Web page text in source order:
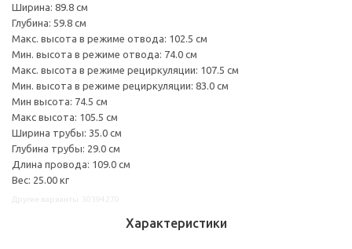
Ширина: 89.8 см
Глубина: 59.8 см
Макс. высота в режиме отвода: 102.5 см
Мин. высота в режиме отвода: 74.0 см
Макс. высота в режиме рециркуляции: 107.5 см
Мин. высота в режиме рециркуляции: 83.0 см
Мин высота: 74.5 см
Макс высота: 105.5 см
Ширина трубы: 35.0 см
Глубина трубы: 29.0 см
Длина провода: 109.0 см
Вес: 25.00 кг
Характеристики